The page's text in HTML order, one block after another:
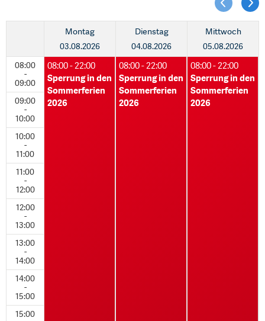
08:00
-
09:00
09:00
-
10:00
10:00
-
11:00
11:00
-
12:00
12:00
-
13:00
13:00
-
14:00
14:00
-
15:00
15:00
Montag
03.08.2026
08:00 - 22:00
Sperrung in den
Sommerferien
2026
Dienstag
04.08.2026
08:00 - 22:00
Sperrung in den
Sommerferien
2026
Mittwoch
05.08.2026
08:00 - 22:00
Sperrung in den
Sommerferien
2026